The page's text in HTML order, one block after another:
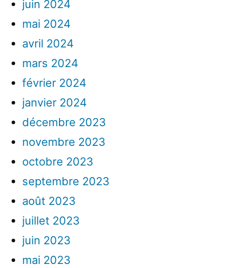
juin 2024
mai 2024
avril 2024
mars 2024
février 2024
janvier 2024
décembre 2023
novembre 2023
octobre 2023
septembre 2023
août 2023
juillet 2023
juin 2023
mai 2023